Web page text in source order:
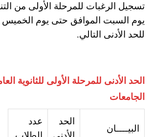
تسجيل الرغبات للمرحلة الأولى من
يوم السبت الموافق حتى يوم الخميس
للحد الأدنى التالي.
الجامعات
البيــــان
الحد
عدد